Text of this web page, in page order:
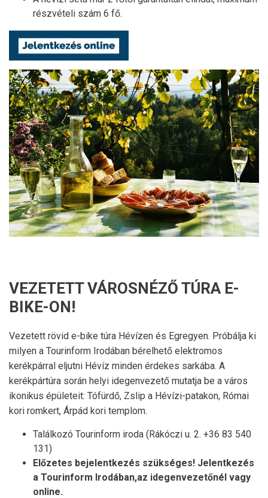
részvételi szám 6 fő.
VEZETETT VÁROSNÉZŐ TÚRA E-
BIKE-ON!
Vezetett rövid e-bike túra Hévízen és Egregyen. Próbálja ki
milyen a Tourinform Irodában bérelhető elektromos
kerékpárral eljutni Hévíz minden érdekes sarkába. A
kerékpártúra során helyi idegenvezető mutatja be a város
ikonikus épületeit: Tófürdő, Zslip a Hévízi-patakon, Római
kori romkert, Árpád kori templom.
Találkozó Tourinform iroda (Rákóczi u. 2. +36 83 540
131)
Előzetes bejelentkezés szükséges! Jelentkezés
a Tourinform Irodában,az idegenvezetőnél vagy
online.